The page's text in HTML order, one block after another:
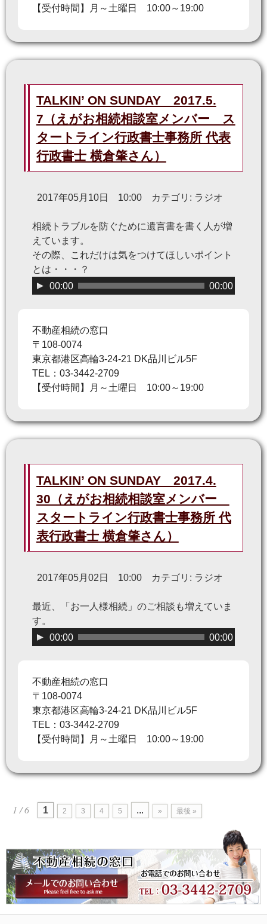
【受付時間】月～土曜日 10:00～19:00
TALKIN’ ON SUNDAY 2017.5.
7（えがお相続相談室メンバー ス
タートライン行政書士事務所 代表
行政書士 横倉肇さん）
2017年05月10日 10:00 カテゴリ: ラジオ
相続トラブルを防ぐために遺言書を書く人が増
えています。
その際、これだけは気をつけてほしいポイント
とは・・・？
音
声
レ
ー
ヤ
ー
00:00 00:00
不動産相続の窓口
〒108-0074
東京都港区高輪3-24-21 DK品川ビル5F
TEL：03-3442-2709
【受付時間】月～土曜日 10:00～19:00
TALKIN’ ON SUNDAY 2017.4.
30（えがお相続相談室メンバー
スタートライン行政書士事務所 代
表行政書士 横倉肇さん）
2017年05月02日 10:00 カテゴリ: ラジオ
最近、「お一人様相続」のご相談も増えていま
す。
音
声
レ
ー
ヤ
ー
00:00 00:00
不動産相続の窓口
〒108-0074
東京都港区高輪3-24-21 DK品川ビル5F
TEL：03-3442-2709
【受付時間】月～土曜日 10:00～19:00
1 / 6 1 2 3 4 5 ... » 最後 »